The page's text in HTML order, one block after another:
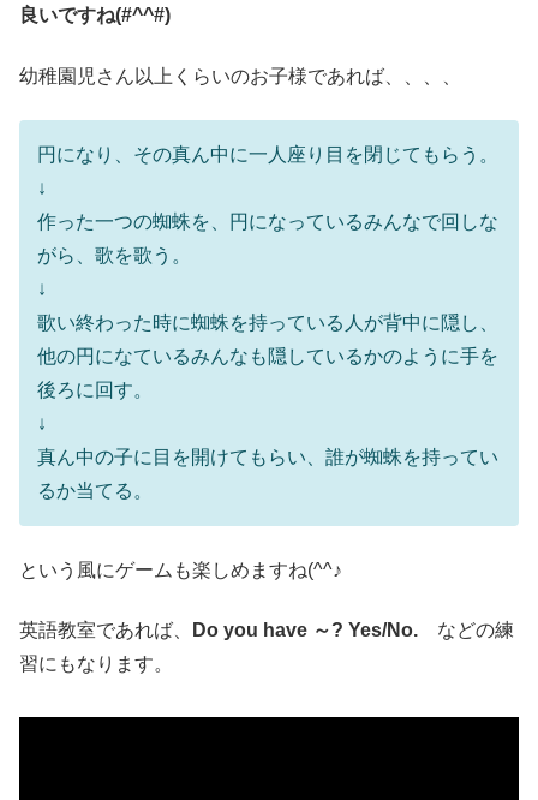
良いですね(#^^#)
幼稚園児さん以上くらいのお子様であれば、、、、
円になり、その真ん中に一人座り目を閉じてもらう。
↓
作った一つの蜘蛛を、円になっているみんなで回しな
がら、歌を歌う。
↓
歌い終わった時に蜘蛛を持っている人が背中に隠し、
他の円になているみんなも隠しているかのように手を
後ろに回す。
↓
真ん中の子に目を開けてもらい、誰が蜘蛛を持ってい
るか当てる。
という風にゲームも楽しめますね(^^♪
英語教室であれば、 Do you have ～? Yes/No. などの練
習にもなります。